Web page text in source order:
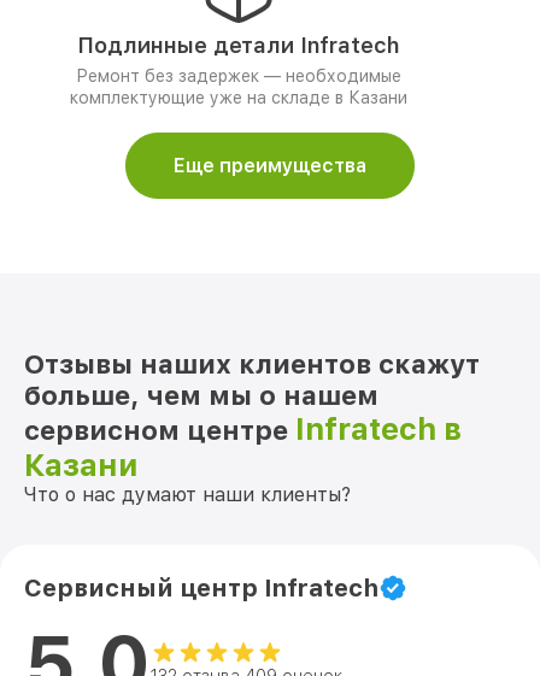
Подлинные детали Infratech
Ремонт без задержек — необходимые
комплектующие уже на складе в Казани
Еще преимущества
Отзывы наших клиентов скажут
больше, чем мы о нашем
сервисном центре Infratech в
Казани
Что о нас думают наши клиенты?
Сервисный центр Infratech